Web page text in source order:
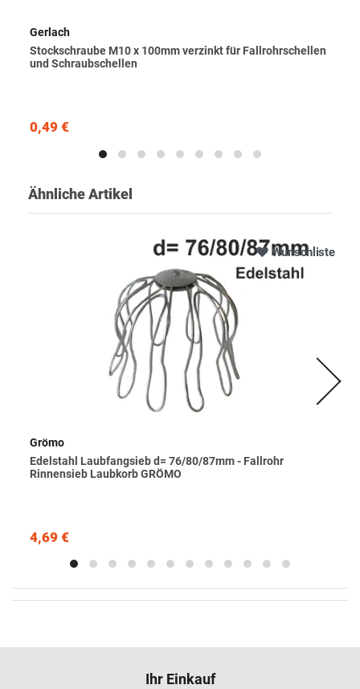
Gerlach
Stockschraube M10 x 100mm verzinkt für Fallrohrschellen
und Schraubschellen
0,49 €
Ähnliche Artikel
Wunschliste
Grömo
Edelstahl Laubfangsieb d= 76/80/87mm - Fallrohr
Rinnensieb Laubkorb GRÖMO
4,69 €
Ihr Einkauf